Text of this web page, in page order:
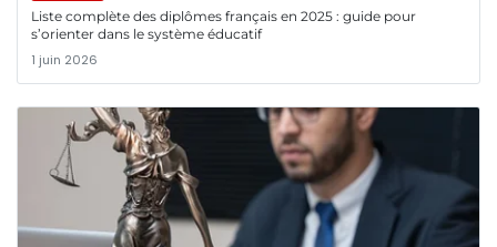
Liste complète des diplômes français en 2025 : guide pour
s’orienter dans le système éducatif
1 juin 2026